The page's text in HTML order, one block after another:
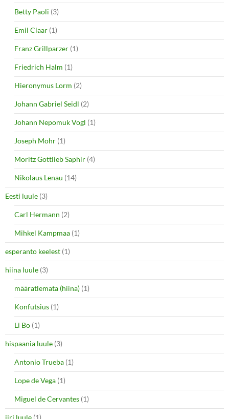
Betty Paoli (3)
Emil Claar (1)
Franz Grillparzer (1)
Friedrich Halm (1)
Hieronymus Lorm (2)
Johann Gabriel Seidl (2)
Johann Nepomuk Vogl (1)
Joseph Mohr (1)
Moritz Gottlieb Saphir (4)
Nikolaus Lenau (14)
Eesti luule (3)
Carl Hermann (2)
Mihkel Kampmaa (1)
esperanto keelest (1)
hiina luule (3)
määratlemata (hiina) (1)
Konfutsius (1)
Li Bo (1)
hispaania luule (3)
Antonio Trueba (1)
Lope de Vega (1)
Miguel de Cervantes (1)
iiri luule (1)